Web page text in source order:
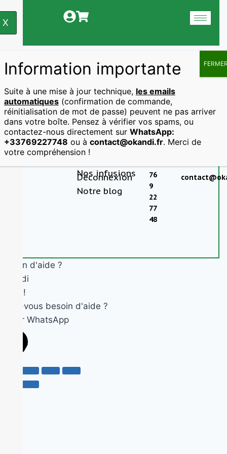
X
Accueil
Boutique
Connexion
Déconnexion
Qui sommes-
nous ?
CGV
Nos infusions
Notre blog
Téléphone
76
9
22
77
48
Adresse
Information importante
Suite à une mise à jour technique, les emails
automatiques(confirmation de commande,
réinitialisation de mot de passe) peuvent ne pas arriver
dans votre boîte. Pensez à vérifier vos spams, ou
contactez-nous directement sur WhatsApp:
+33769227748 ou à contact@okandi.fr. Merci de
votre compréhension !
Besoin d'aide ?
Okandi
Salut !
Avez-vous besoin d'aide ?
Ouvrir WhatsApp